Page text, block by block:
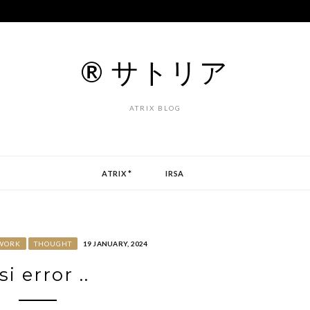
® サトリア
ATRIX BLOG
ATRIX * IRSA
THOUGHT 19 JANUARY, 2024
error ..